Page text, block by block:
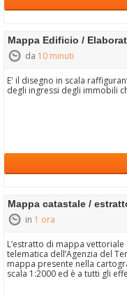
Mappa Edificio /
da 10 minuti
E' il disegno in scala
degli ingressi degli immobili
Mappa catastale /
in 1 ora
L’estratto di mappa
telematica dell’Agenzia del
mappa presente nella
scala 1:2000 ed è a tutti gli